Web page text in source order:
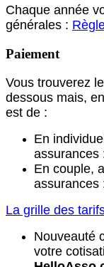
Chaque année
générales :
Paiement
Vous trouverez
dessous mais,
est de :
En
assurances
En couple,
assurances
La grille des
Nouveauté
votre